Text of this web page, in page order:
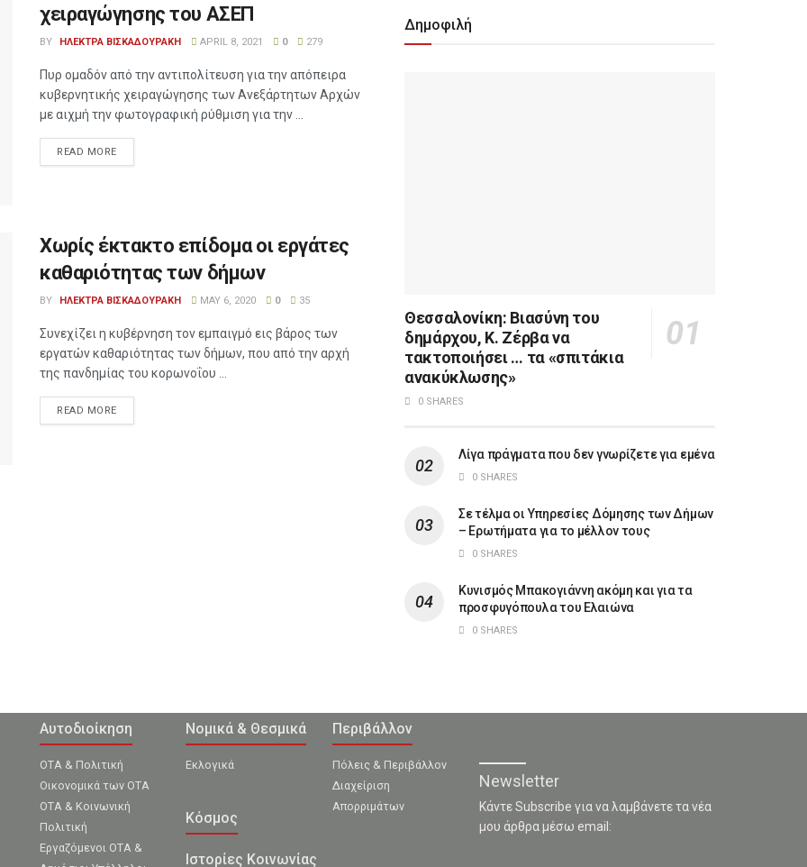
χειραγώγησης του ΑΣΕΠ
BY ΗΛΕΚΤΡΑ ΒΙΣΚΑΔΟΥΡΑΚΗ APRIL 8, 2021 0 279
Πυρ ομαδόν από την αντιπολίτευση για την απόπειρα
κυβερνητικής χειραγώγησης των Ανεξάρτητων Αρχών
με αιχμή την φωτογραφική ρύθμιση για την ...
READ MORE
Χωρίς έκτακτο επίδομα οι εργάτες
καθαριότητας των δήμων
BY ΗΛΕΚΤΡΑ ΒΙΣΚΑΔΟΥΡΑΚΗ MAY 6, 2020 0 35
Συνεχίζει η κυβέρνηση τον εμπαιγμό εις βάρος των
εργατών καθαριότητας των δήμων, που από την αρχή
της πανδημίας του κορωνοΐου ...
READ MORE
Δημοφιλή
Θεσσαλονίκη: Βιασύνη του
δημάρχου, Κ. Ζέρβα να
τακτοποιήσει … τα «σπιτάκια
ανακύκλωσης»
0 SHARES
Λίγα πράγματα που δεν γνωρίζετε για εμένα
0 SHARES
Σε τέλμα οι Υπηρεσίες Δόμησης των Δήμων
– Ερωτήματα για το μέλλον τους
0 SHARES
Κυνισμός Μπακογιάννη ακόμη και για τα
προσφυγόπουλα του Ελαιώνα
0 SHARES
Αυτοδιοίκηση
ΟΤΑ & Πολιτική
Οικονομικά των ΟΤΑ
ΟΤΑ & Κοινωνική
Πολιτική
Εργαζόμενοι ΟΤΑ &
Νομικά & Θεσμικά
Εκλογικά
Κόσμος
Ιστορίες Κοινωνίας
Περιβάλλον
Πόλεις & Περιβάλλον
Διαχείριση
Απορριμάτων
Newsletter
Κάντε Subscribe για να λαμβάνετε τα νέα
μου άρθρα μέσω email: